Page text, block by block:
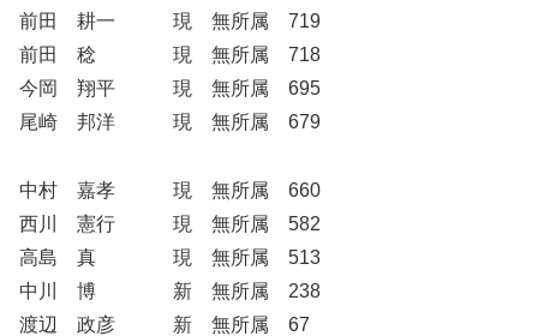
前田 耕一 現 無所属 719
前田 稔 現 無所属 718
今岡 翔平 現 無所属 695
尾崎 邦洋 現 無所属 679
中村 嘉孝 現 無所属 660
西川 憲行 現 無所属 582
高島 真 現 無所属 513
中川 博 新 無所属 238
渡辺 政彦 新 無所属 67